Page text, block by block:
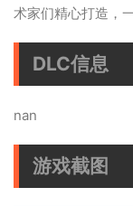
术家们精心打造，
DLC信息
nan
游戏截图